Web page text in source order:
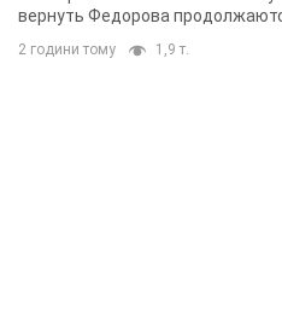
вернуть Федорова
2 години тому 1,9 т.